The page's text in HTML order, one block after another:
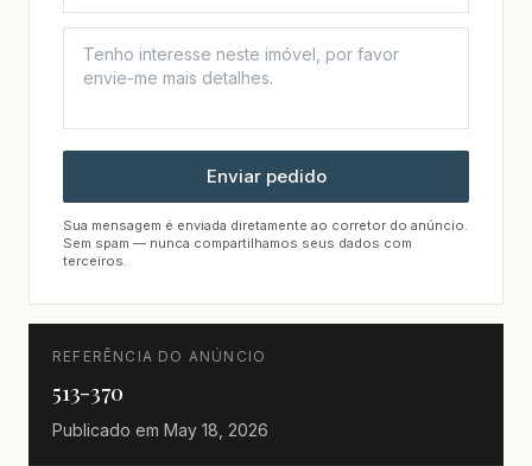
Enviar pedido
Sua mensagem é enviada diretamente ao corretor do anúncio.
Sem spam — nunca compartilhamos seus dados com
terceiros.
REFERÊNCIA DO ANÚNCIO
513-370
Publicado em May 18, 2026